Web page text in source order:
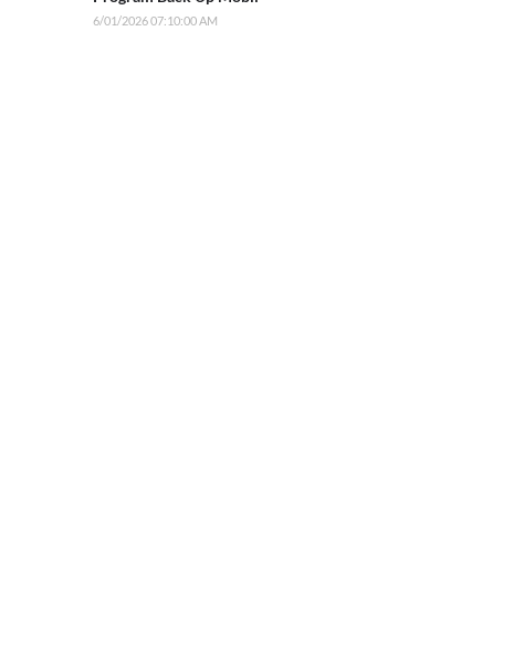
6/01/2026 07:10:00 AM